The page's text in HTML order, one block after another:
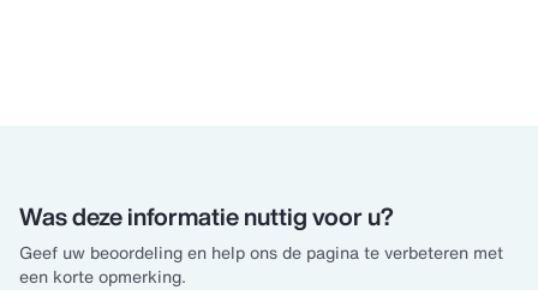
Was deze informatie nuttig voor u?
Geef uw beoordeling en help ons de pagina te verbeteren met
een korte opmerking.